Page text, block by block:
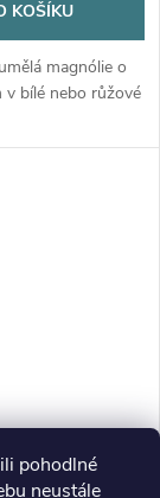
pohodlné
neustále
KOŠÍKU
magnólie o
v bílé nebo růžové